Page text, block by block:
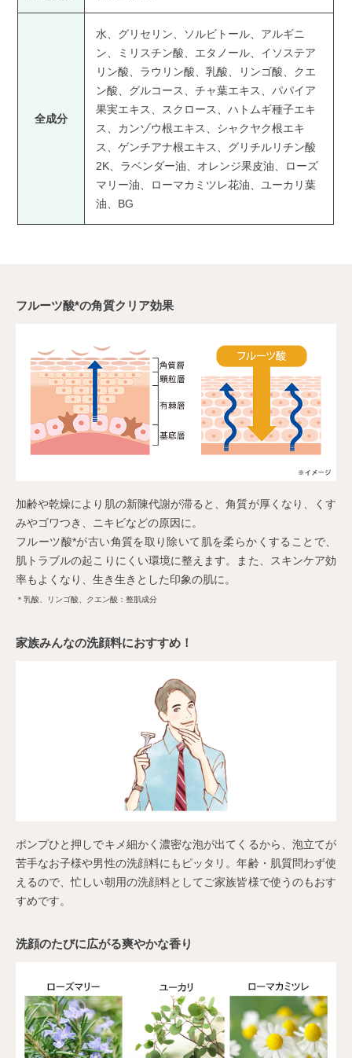
全成分
水、グリセリン、ソルビトール、アルギニ
ン、ミリスチン酸、エタノール、イソステア
リン酸、ラウリン酸、乳酸、リンゴ酸、クエ
ン酸、グルコース、チャ葉エキス、パパイア
果実エキス、スクロース、ハトムギ種子エキ
ス、カンゾウ根エキス、シャクヤク根エキ
ス、ゲンチアナ根エキス、グリチルリチン酸
2K、ラベンダー油、オレンジ果皮油、ローズ
マリー油、ローマカミツレ花油、ユーカリ葉
油、BG
フルーツ酸*の角質クリア効果
加齢や乾燥により肌の新陳代謝が滞ると、角質が厚くなり、くす
みやゴワつき、ニキビなどの原因に。
フルーツ酸*が古い角質を取り除いて肌を柔らかくすることで、
肌トラブルの起こりにくい環境に整えます。また、スキンケア効
率もよくなり、生き生きとした印象の肌に。
＊乳酸、リンゴ酸、クエン酸：整肌成分
家族みんなの洗顔料におすすめ！
ポンプひと押しでキメ細かく濃密な泡が出てくるから、泡立てが
苦手なお子様や男性の洗顔料にもピッタリ。年齢・肌質問わず使
えるので、忙しい朝用の洗顔料としてご家族皆様で使うのもおす
すめです。
洗顔のたびに広がる爽やかな香り